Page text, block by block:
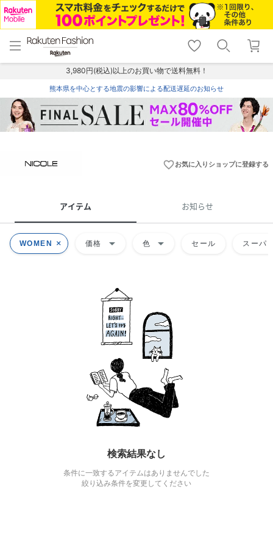
menu home
トップ
shopping_cart lock_outline
ログイン
3,980円(税込)以上のお買い物で送料無料！
熊本県を中心とする地震の影響による配送遅延のお知らせ
favorite_borderお気に入りショップに登録する
アイテム お知らせ
WOMEN 価格 arrow_drop_down 色 arrow_drop_down セール スーパ
検索結果なし
条件に一致するアイテムはありませんでした
絞り込み条件を変更してください